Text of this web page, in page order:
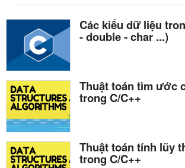
Các kiểu dữ liệu
- double - char ...)
Thuật toán tìm ước
trong C/C++
Thuật toán tính lũy
trong C/C++